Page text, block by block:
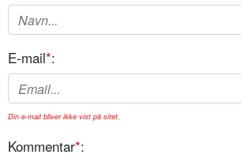
E-mail*:
Din e-mail bliver ikke vist på sitet.
Kommentar*: